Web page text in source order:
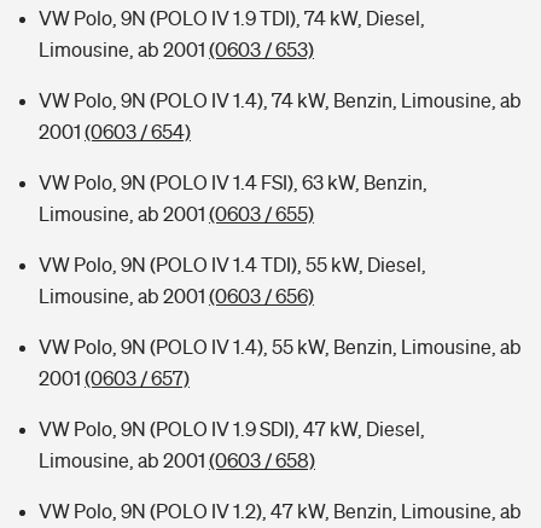
VW Polo, 9N (POLO IV 1.9 TDI), 74 kW, Diesel,
Limousine, ab 2001 (0603 / 653)
VW Polo, 9N (POLO IV 1.4), 74 kW, Benzin, Limousine, ab
2001 (0603 / 654)
VW Polo, 9N (POLO IV 1.4 FSI), 63 kW, Benzin,
Limousine, ab 2001 (0603 / 655)
VW Polo, 9N (POLO IV 1.4 TDI), 55 kW, Diesel,
Limousine, ab 2001 (0603 / 656)
VW Polo, 9N (POLO IV 1.4), 55 kW, Benzin, Limousine, ab
2001 (0603 / 657)
VW Polo, 9N (POLO IV 1.9 SDI), 47 kW, Diesel,
Limousine, ab 2001 (0603 / 658)
VW Polo, 9N (POLO IV 1.2), 47 kW, Benzin, Limousine, ab